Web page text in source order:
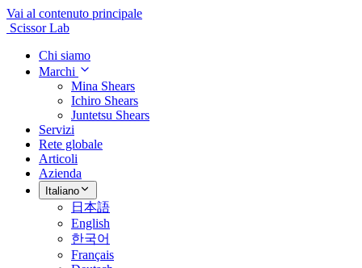
Vai al contenuto principale
Scissor Lab
Chi siamo
Marchi
Mina Shears
Ichiro Shears
Juntetsu Shears
Servizi
Rete globale
Articoli
Azienda
Italiano
日本語
English
한국어
Français